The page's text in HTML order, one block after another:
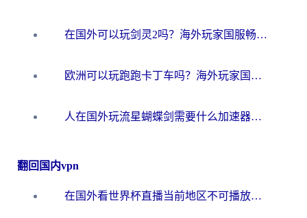
在国外可以玩剑灵2吗？海外玩家国服畅玩终极指南（附永恒之塔明日方舟加速方案）
欧洲可以玩跑跑卡丁车吗？海外玩家国服游戏畅玩终极指南（附QQ炫舞剑网3解决方案）
人在国外玩流星蝴蝶剑需要什么加速器？老玩家亲测的终极解决方案
翻回国内vpn
在国外看世界杯直播当前地区不可播放？海外党必看的回国加速全攻略